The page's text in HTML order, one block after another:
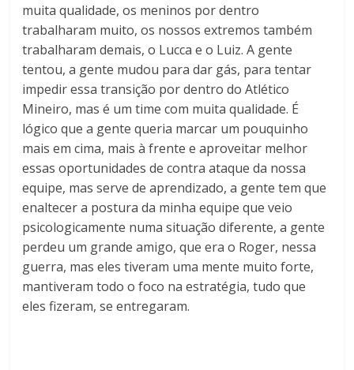
muita qualidade, os meninos por dentro
trabalharam muito, os nossos extremos também
trabalharam demais, o Lucca e o Luiz. A gente
tentou, a gente mudou para dar gás, para tentar
impedir essa transição por dentro do Atlético
Mineiro, mas é um time com muita qualidade. É
lógico que a gente queria marcar um pouquinho
mais em cima, mais à frente e aproveitar melhor
essas oportunidades de contra ataque da nossa
equipe, mas serve de aprendizado, a gente tem que
enaltecer a postura da minha equipe que veio
psicologicamente numa situação diferente, a gente
perdeu um grande amigo, que era o Roger, nessa
guerra, mas eles tiveram uma mente muito forte,
mantiveram todo o foco na estratégia, tudo que
eles fizeram, se entregaram.